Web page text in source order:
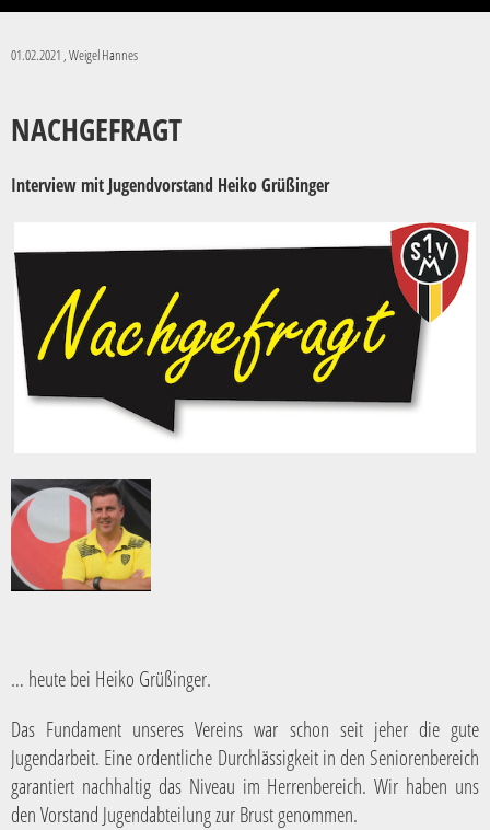
01.02.2021 , Weigel Hannes
NACHGEFRAGT
Interview mit Jugendvorstand Heiko Grüßinger
… heute bei Heiko Grüßinger.
Das Fundament unseres Vereins war schon seit jeher die gute
Jugendarbeit. Eine ordentliche Durchlässigkeit in den Seniorenbereich
garantiert nachhaltig das Niveau im Herrenbereich. Wir haben uns
den Vorstand Jugendabteilung zur Brust genommen.